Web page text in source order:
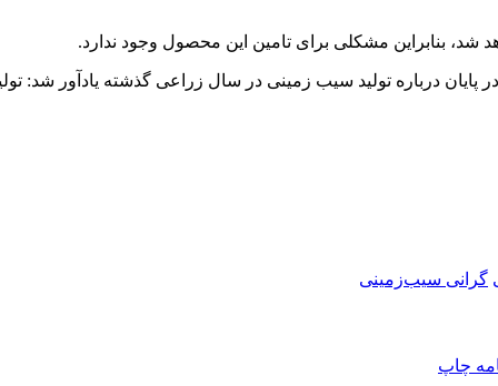
شد، بنابراین مشکلی برای تامین این محصول وجود ندارد.
گرانی سیب‌زمینی
چاپ